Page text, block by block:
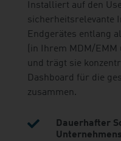
Installiert auf den
sicherheitsrelevante
Endgerätes entlang
(in Ihrem MDM/EMM
und trägt sie
Dashboard für die
zusammen.

Dauerhafter